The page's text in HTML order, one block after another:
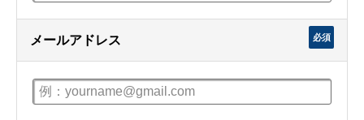
メールアドレス 必須